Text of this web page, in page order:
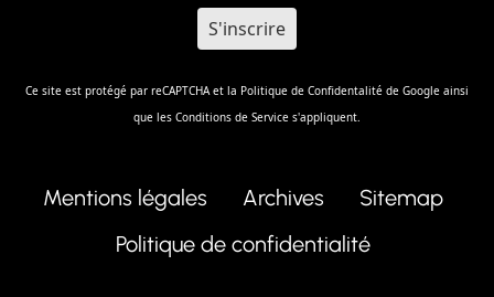
Ce site est protégé par reCAPTCHA et la Politique de Confidentalité de Google ainsi
que les Conditions de Service s'appliquent.
Mentions légales Archives
Sitemap
Politique de confidentialité